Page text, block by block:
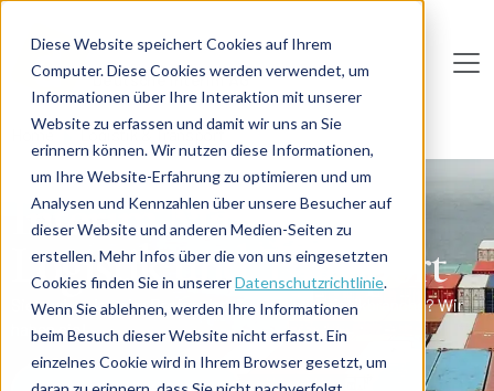
Diese Website speichert Cookies auf Ihrem
Computer. Diese Cookies werden verwendet, um
Informationen über Ihre Interaktion mit unserer
Website zu erfassen und damit wir uns an Sie
erinnern können. Wir nutzen diese Informationen,
um Ihre Website-Erfahrung zu optimieren und um
Analysen und Kennzahlen über unsere Besucher auf
dieser Website und anderen Medien-Seiten zu
erstellen. Mehr Infos über die von uns eingesetzten
Cookies finden Sie in unsererDatenschutzrichtlinie.
Wenn Sie ablehnen, werden Ihre Informationen
beim Besuch dieser Website nicht erfasst. Ein
einzelnes Cookie wird in Ihrem Browser gesetzt, um
Deutsc he Interim AG
Home Logistik & Transport
Interim Management
Logistik und Transport
Sie suchen Interim Professionals für die Logistikbranche? Wir
haben sie!